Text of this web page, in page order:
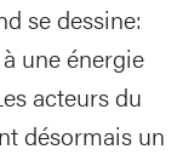
se dessine:
une énergie
acteurs du
désormais un